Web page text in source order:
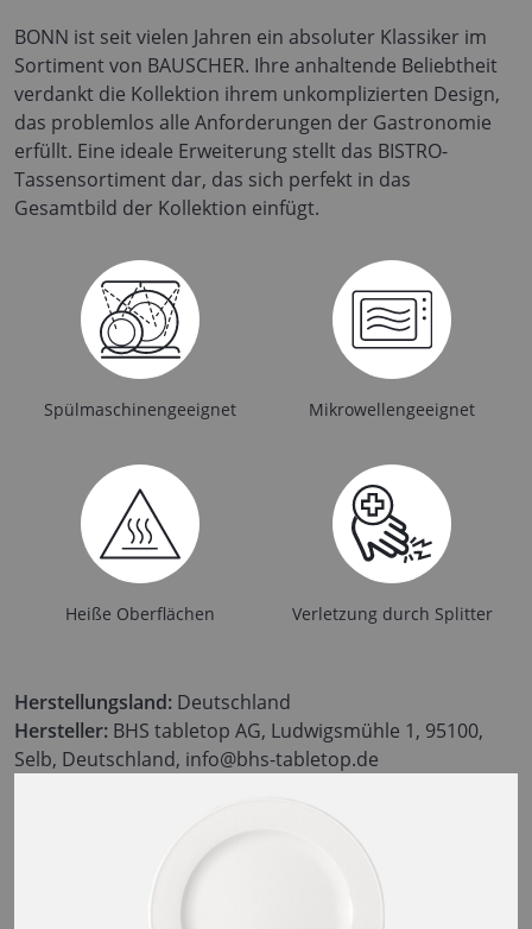
BONN ist seit vielen Jahren ein absoluter Klassiker im
Sortiment von BAUSCHER. Ihre anhaltende Beliebtheit
verdankt die Kollektion ihrem unkomplizierten Design,
das problemlos alle Anforderungen der Gastronomie
erfüllt. Eine ideale Erweiterung stellt das BISTRO-
Tassensortiment dar, das sich perfekt in das
Gesamtbild der Kollektion einfügt.
Spülmaschinengeeignet Mikrowellengeeignet
Heiße Oberflächen Verletzung durch Splitter
Herstellungsland: Deutschland
Hersteller: BHS tabletop AG, Ludwigsmühle 1, 95100,
Selb, Deutschland, info@bhs-tabletop.de